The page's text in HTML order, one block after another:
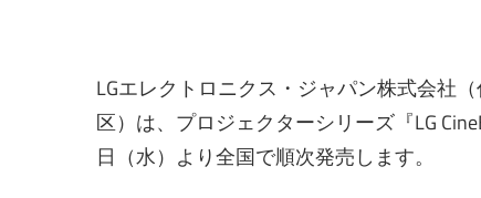
LGエレクトロニクス・ジャパン株式会社
区）は、プロジェクターシリーズ『LG
日（水）より全国で順次発売します。